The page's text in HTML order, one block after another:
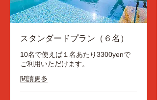
スタンダードプラン（６名）
10名で使えば１名あたり3300yenで
ご利用いただけます。
閱讀更多